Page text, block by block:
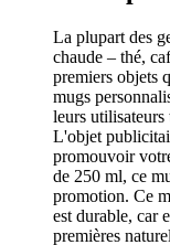
La plupart des
chaude – thé,
premiers objets
mugs
leurs
L'objet
promouvoir
de 250 ml, ce
promotion. Ce
est durable, car
premières